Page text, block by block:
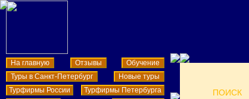
На главную Отзывы
Обучение
Туры в Санкт-Петербург
Новые туры
Турфирмы России
Турфирмы Петербурга
ПОИСК